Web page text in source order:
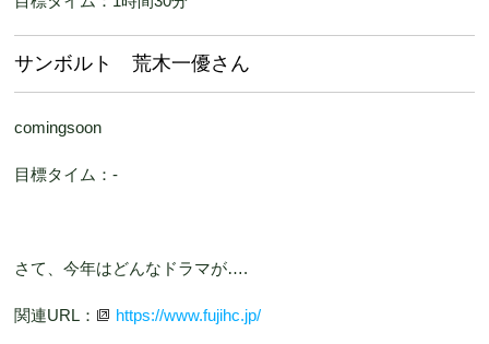
サンボルト 荒木一優さん
comingsoon
目標タイム：-
さて、今年はどんなドラマが….
関連URL： https://www.fujihc.jp/